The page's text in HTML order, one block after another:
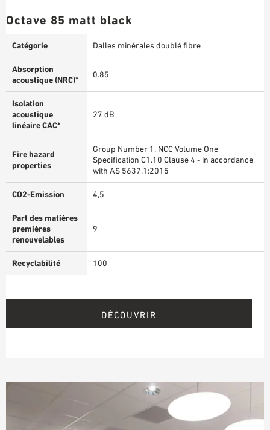
Octave 85 matt black
Catégorie Dalles minérales doublé fibre
Absorption
acoustique (NRC)*
0.85
Isolation
acoustique
linéaire CAC*
27 dB
Fire hazard
properties
Group Number 1. NCC Volume One
Specification C1.10 Clause 4 - in accordance
with AS 5637.1:2015
CO2-Emission 4,5
Part des matières
premières
renouvelables
9
Recyclabilité 100
DÉCOUVRIR